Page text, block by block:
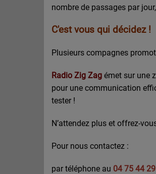
nombre de passages par
C'est vous qui décidez !
Plusieurs compagnes
Radio Zig Zag émet sur une
pour une communication
tester !
N’attendez plus et offrez-
Pour nous contactez :
par téléphone au 04 75 44